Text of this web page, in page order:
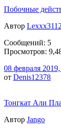
Побочные
Автор Lexxx3112
Сообщений: 5
Просмотров:
08 февраля
от Denis12378
Тонгкат Али
Автор Jango